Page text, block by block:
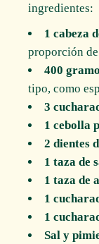
ingredientes:
1 cabeza
proporción
400
tipo, como
3
1 cebolla
2 dientes
1 taza de
1 taza de
1
1
Sal y